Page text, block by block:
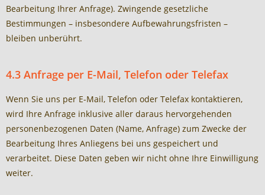
Bearbeitung Ihrer Anfrage). Zwingende gesetzliche
Bestimmungen – insbesondere Aufbewahrungsfristen –
bleiben unberührt.
4.3 Anfrage per E-Mail, Telefon oder Telefax
Wenn Sie uns per E-Mail, Telefon oder Telefax kontaktieren,
wird Ihre Anfrage inklusive aller daraus hervorgehenden
personenbezogenen Daten (Name, Anfrage) zum Zwecke der
Bearbeitung Ihres Anliegens bei uns gespeichert und
verarbeitet. Diese Daten geben wir nicht ohne Ihre Einwilligung
weiter.